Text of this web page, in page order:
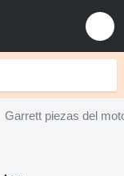
Garrett piezas del